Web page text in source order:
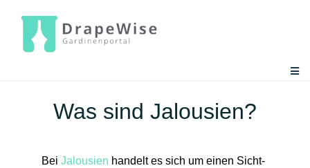
springen
Was sind Jalousien?
Bei Jalousien handelt es sich um einen Sicht-